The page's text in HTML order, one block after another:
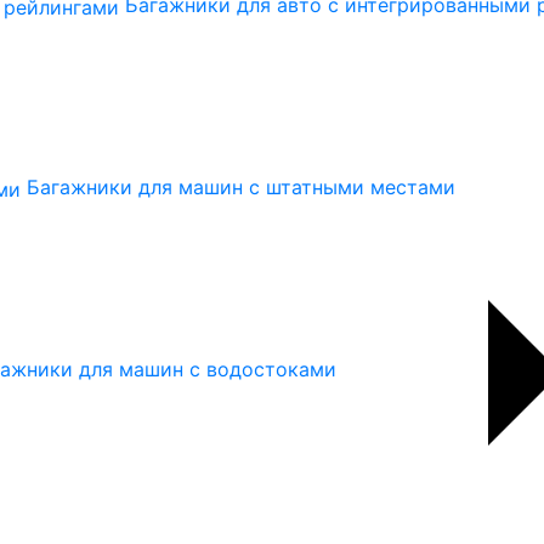
Багажники для авто с интегрированными
Багажники для машин с штатными местами
для машин с водостоками